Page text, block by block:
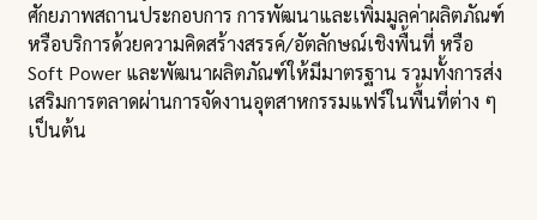
ศักยภาพสถานประกอบการ การพัฒนาและเพิ่มมูลค่าผลิตภัณฑ์
หรือบริการด้วยความคิดสร้างสรรค์/อัตลักษณ์เชิงพื้นที่ หรือ
Soft Power และพัฒนาผลิตภัณฑ์ให้มีมาตรฐาน รวมทั้งการส่ง
เสริมการตลาดผ่านการจัดงานอุตสาหกรรมแฟร์ในพื้นที่ต่าง ๆ
เป็นต้น